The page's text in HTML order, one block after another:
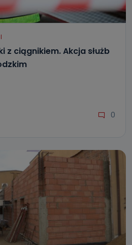
z ciągnikiem. Akcja służb
0